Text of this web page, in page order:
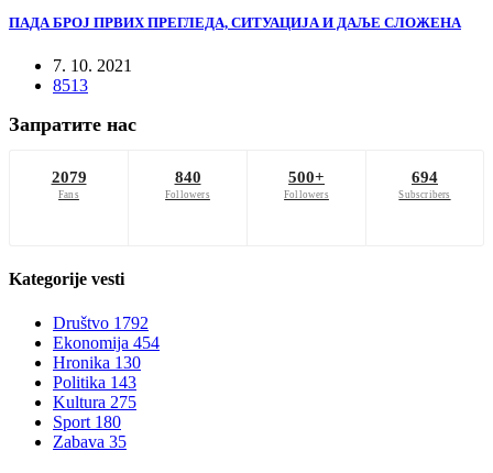
ПАДА БРОЈ ПРВИХ ПРЕГЛЕДА, СИТУАЦИЈА И ДАЉЕ СЛОЖЕНА
7. 10. 2021
8513
Запратите нас
2079
Fans
840
Followers
500+
Followers
694
Subscribers
Kategorije vesti
Društvo 1792
Ekonomija 454
Hronika 130
Politika 143
Kultura 275
Sport 180
Zabava 35